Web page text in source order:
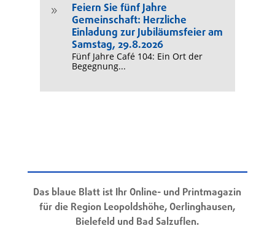
9
Feiern Sie fünf Jahre
Gemeinschaft: Herzliche
Einladung zur Jubiläumsfeier am
Samstag, 29.8.2026
Fünf Jahre Café 104: Ein Ort der
Begegnung...
Das blaue Blatt ist Ihr Online- und Printmagazin
für die Region Leopoldshöhe, Oerlinghausen,
Bielefeld und Bad Salzuflen.